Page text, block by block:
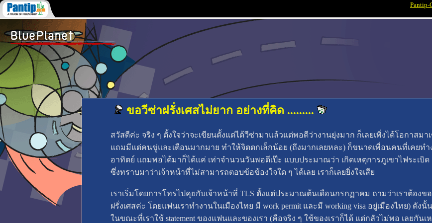
Pantip-
ขอวีซ่าฝรั่งเศสไม่ยาก อย่างที่คิด .........
สวัสดีค่ะ จริง ๆ ตั้งใจว่าจะเขียนตั้งแต่ได้วีซ่ามาแล้วแต่พอดีว่างานยุ่งมาก ก็เลยเพิ่งได้โอกาสม
แถมมีแต่คนขู่และเตือนมากมาย ทำให้จิตตกเล็กน้อย (ถึงมากเลยหละ) ก็ขนาดเพื่อนคนที่เคยท
อาทิตย์ แถมพอได้มาก็ได้แค่ เท่าจำนวนวันพอดีเป๊ะ แบบประมาณว่า เกิดเหตุการภูเขาไฟระเบิ
ซึ่งทราบมาว่าเจ้าหน้าที่ไม่สามารถตอบข้อข้องใจใด ๆ ได้เลย เราก็เลยยิ่งใจเสีย
เราเริ่มโดยการโทรไปคุยกับเจ้าหน้าที่ TLS ตั้งแต่ประมาณต้นเดือนกรกฏาคม ถามว่าเราต้อง
ฝรั่งเศสค่ะ โดยแฟนเราทำงานในเมืองไทย มี work permit และมี working visa อยู่เมืองไทย) ดั
ในขณะที่เราใช้ statement ของแฟนและของเรา (คือจริง ๆ ใช้ของเราก็ได้ แต่กลัวไม่พอ เลยกันเ